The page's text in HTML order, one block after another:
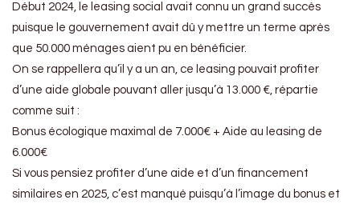
Début 2024, le leasing social avait connu un grand succès
puisque le gouvernement avait dû y mettre un terme après
que 50.000 ménages aient pu en bénéficier.
On se rappellera qu’il y a un an, ce leasing pouvait profiter
d’une aide globale pouvant aller jusqu’à 13.000 €, répartie
comme suit :
Bonus écologique maximal de 7.000€ + Aide au leasing de
6.000€
Si vous pensiez profiter d’une aide et d’un financement
similaires en 2025, c’est manqué puisqu’à l’image du bonus et